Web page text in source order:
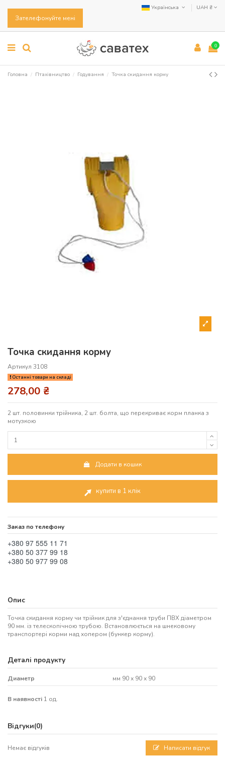
Зателефонуйте мені
Українська UAH ₴
0
Головна Птахівництво Годування Точка скидання корму
Точка скидання корму
Артикул 3108
Останні товари на складі
278,00 ₴
2 шт. половинки трійника, 2 шт. болта, що перекриває корм планка з
мотузкою
Додати в кошик
купити в 1 клік
Заказ по телефону
+380 97 555 11 71
+380 50 377 99 18
+380 50 977 99 08
Опис
Точка скидання корму чи трійник для з'єднання труби ПВХ діаметром
90 мм. із телескопічною трубою. Встановлюється на шнековому
транспортері корми над хопером (бункер корму).
Деталі продукту
Диаметр мм 90 х 90 х 90
В наявності 1 од.
Відгуки(0)
Немає відгуків Написати відгук